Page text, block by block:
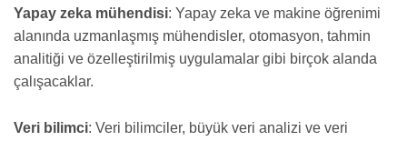
Yapay zeka mühendisi: Yapay zeka ve makine öğrenimi
alanında uzmanlaşmış mühendisler, otomasyon, tahmin
analitiği ve özelleştirilmiş uygulamalar gibi birçok alanda
çalışacaklar.
Veri bilimci: Veri bilimciler, büyük veri analizi ve veri